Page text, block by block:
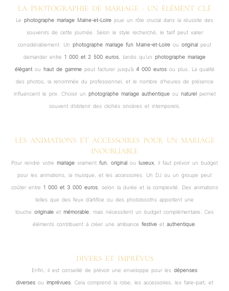
LA PHOTOGRAPHIE DE MARIAGE : UN ÉLÉMENT CLÉ
Le photographe mariage Maine-et-Loire joue un rôle crucial dans la réussite des
souvenirs de cette journée. Selon le style recherché, le tarif peut varier
considérablement. Un photographe mariage fun Maine-et-Loire ou original peut
demander entre 1 000 et 2 500 euros , tandis qu’un photographe mariage
élégantou haut de gammepeut facturer jusqu’à 4 000 eurosou plus. La qualité
des photos, la renommée du professionnel, et le nombre d’heures de présence
influencent le prix. Choisir un photographe mariage authentiqueou naturelpermet
souvent d’obtenir des clichés sincères et intemporels.
LES ANIMATIONS ET ACCESSOIRES POUR UN MARIAGE
INOUBLIABLE
Pour rendre votre mariage vraiment fun original ou luxeux , il faut prévoir un budget
pour les animations, la musique, et les accessoires. Un DJ ou un groupe peut
coûter entre 1 000 et 3 000 euros, selon la durée et la complexité. Des animations
telles que des feux d’artifice ou des photobooths apportent une
touche originale et mémorable , mais nécessitent un budget complémentaire. Ces
éléments contribuent à créer une ambiance festive et authentique
DIVERS ET IMPRÉVUS
Enfin, il est conseillé de prévoir une enveloppe pour les dépenses
diverses ou imprévues . Cela comprend la robe, les accessoires, les faire-part, et